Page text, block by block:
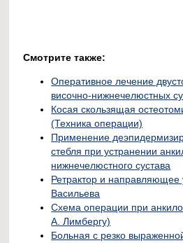
Смотрите также:
Оперативное лечение
височно-нижнечелюстных
Косая скользящая
(Техника операции)
Применение
стебля при устранении
нижнечелюстного сустава
Ретрактор и направляющее
Васильева
Схема операции при
А. Лимбергу)
Больная с резко